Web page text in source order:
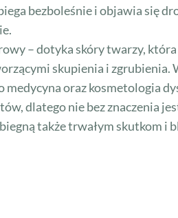
bezboleśnie i objawia się
– dotyka skóry twarzy, która
skupienia i
medycyna oraz kosmetologia
dlatego nie bez znaczenia
także trwałym skutkom i